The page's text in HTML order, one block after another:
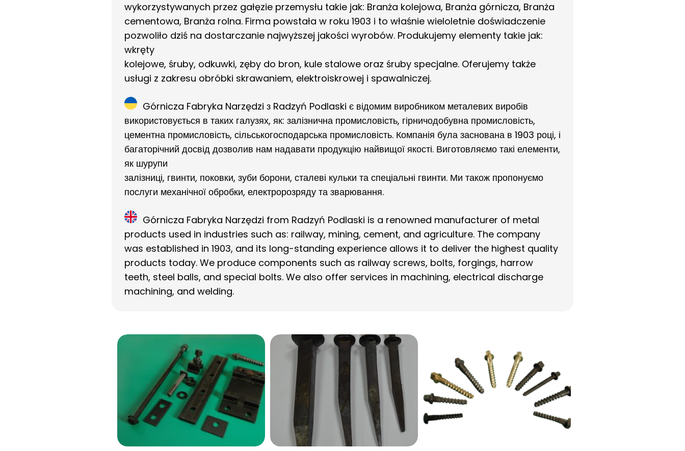
wykorzystywanych przez gałęzie przemysłu takie jak: Branża kolejowa, Branża górnicza, Branża
cementowa, Branża rolna. Firma powstała w roku 1903 i to właśnie wieloletnie doświadczenie
pozwoliło dziś na dostarczanie najwyższej jakości wyrobów. Produkujemy elementy takie jak:
wkręty
kolejowe, śruby, odkuwki, zęby do bron, kule stalowe oraz śruby specjalne. Oferujemy także
usługi z zakresu obróbki skrawaniem, elektroiskrowej i spawalniczej.
Górnicza Fabryka Narzędzi з Radzyń Podlaski є відомим виробником металевих виробів
використовується в таких галузях, як: залізнична промисловість, гірничодобувна промисловість,
цементна промисловість, сільськогосподарська промисловість. Компанія була заснована в 1903 році, і
багаторічний досвід дозволив нам надавати продукцію найвищої якості. Виготовляємо такі елементи,
як шурупи
залізниці, гвинти, поковки, зуби борони, сталеві кульки та спеціальні гвинти. Ми також пропонуємо
послуги механічної обробки, електророзряду та зварювання.
Górnicza Fabryka Narzędzi from Radzyń Podlaski is a renowned manufacturer of metal
products used in industries such as: railway, mining, cement, and agriculture. The company
was established in 1903, and its long-standing experience allows it to deliver the highest quality
products today. We produce components such as railway screws, bolts, forgings, harrow
teeth, steel balls, and special bolts. We also offer services in machining, electrical discharge
machining, and welding.